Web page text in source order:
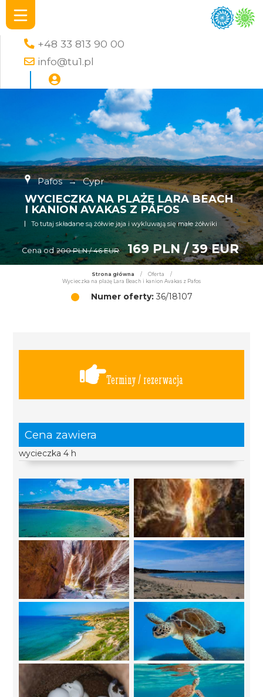
+48 33 813 90 00
info@tu1.pl
Pafos → Cypr
WYCIECZKA NA PLAŻĘ LARA BEACH
I KANION AVAKAS Z PAFOS
To tutaj składane są żółwie jaja i wykluwają się małe żółwiki
Cena od 200 PLN / 46 EUR 169 PLN / 39 EUR
Strona główna / Oferta
/
Wycieczka na plażę Lara Beach i kanion Avakas z Pafos
Numer oferty:36/18107
Terminy / rezerwacja
Cena zawiera
wycieczka 4 h